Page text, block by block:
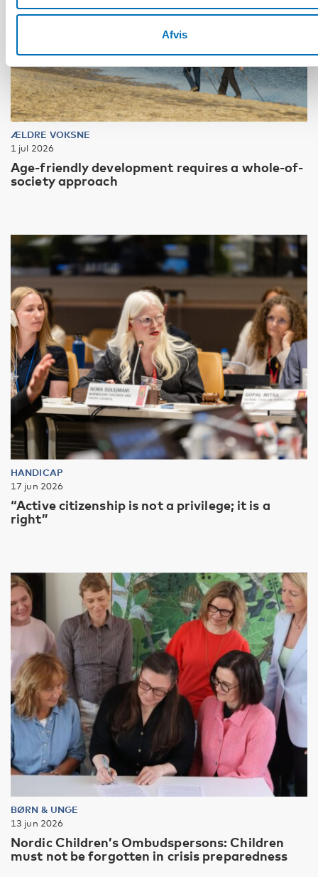
Afvis
ÆLDRE VOKSNE
1 jul 2026
Age-friendly development requires a whole-of-
society approach
HANDICAP
17 jun 2026
“Active citizenship is not a privilege; it is a
right”
BØRN & UNGE
13 jun 2026
Nordic Children’s Ombudspersons: Children
must not be forgotten in crisis preparedness